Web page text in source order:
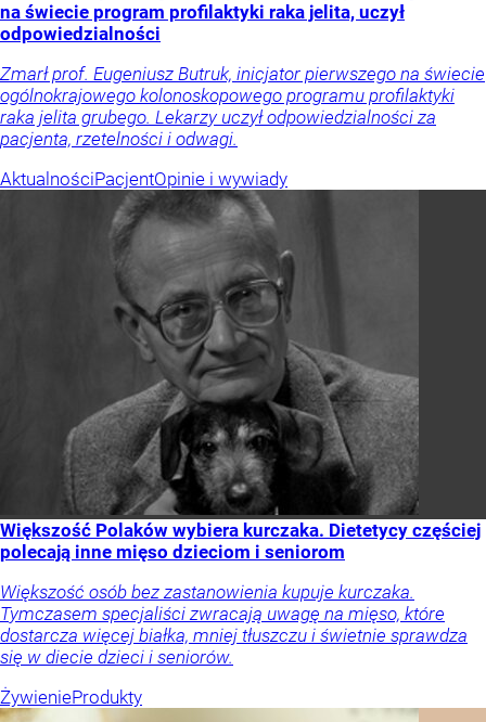
na świecie program profilaktyki raka jelita, uczył
odpowiedzialności
Zmarł prof. Eugeniusz Butruk, inicjator pierwszego na świecie
ogólnokrajowego kolonoskopowego programu profilaktyki
raka jelita grubego. Lekarzy uczył odpowiedzialności za
pacjenta, rzetelności i odwagi.
AktualnościPacjentOpinie i wywiady
Większość Polaków wybiera kurczaka. Dietetycy częściej
polecają inne mięso dzieciom i seniorom
Większość osób bez zastanowienia kupuje kurczaka.
Tymczasem specjaliści zwracają uwagę na mięso, które
dostarcza więcej białka, mniej tłuszczu i świetnie sprawdza
się w diecie dzieci i seniorów.
ŻywienieProdukty